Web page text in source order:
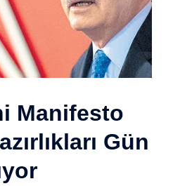
Manifesto
Gün